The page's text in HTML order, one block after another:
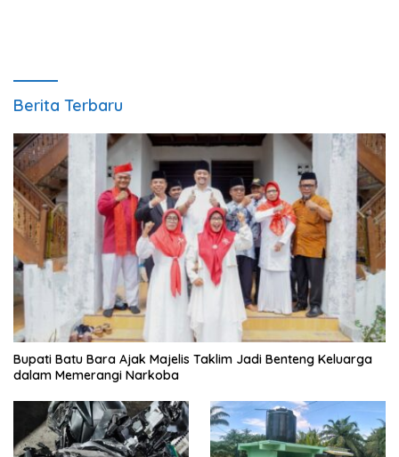
Berita Terbaru
Bupati Batu Bara Ajak Majelis Taklim Jadi Benteng Keluarga
dalam Memerangi Narkoba